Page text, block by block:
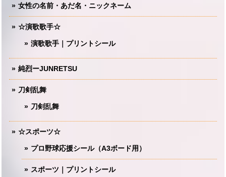
女性の名前・あだ名・ニックネーム
☆演歌歌手☆
演歌歌手｜プリントシール
純烈ーJUNRETSU
刀剣乱舞
刀剣乱舞
☆スポーツ☆
プロ野球応援シール（A3ボード用）
スポーツ｜プリントシール